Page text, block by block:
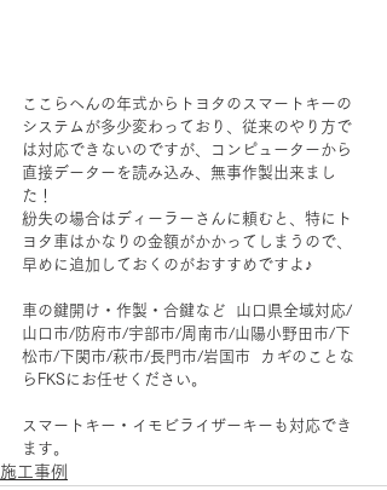
ここらへんの年式からトヨタのスマートキーの
システムが多少変わっており、従来のやり方で
は対応できないのですが、コンピューターから
直接データーを読み込み、無事作製出来まし
た！
紛失の場合はディーラーさんに頼むと、特にト
ヨタ車はかなりの金額がかかってしまうので、
早めに追加しておくのがおすすめですよ♪
車の鍵開け・作製・合鍵など  山口県全域対応/
山口市/防府市/宇部市/周南市/山陽小野田市/下
松市/下関市/萩市/長門市/岩国市  カギのことな
らFKSにお任せください。
スマートキー・イモビライザーキーも対応でき
ます。
施工事例